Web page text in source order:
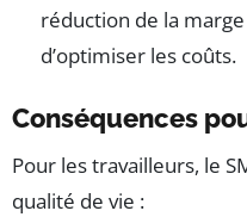
réduction de la
d’optimiser les coûts.
Conséquences
Pour les travailleurs, le
qualité de vie :